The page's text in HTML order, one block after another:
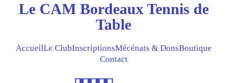
Le CAM Bordeaux Tennis de
Table
AccueilLe ClubInscriptionsMécénats & DonsBoutique
Contact